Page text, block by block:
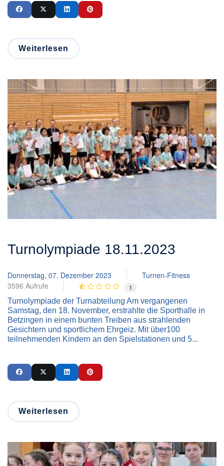
Weiterlesen
Turnolympiade 18.11.2023
Donnerstag, 07. Dezember 2023
Turnen-Fitness
3596 Aufrufe
1
Turnolympiade der Turnabteilung Am vergangenen
Samstag, den 18. November, erstrahlte die Sporthalle in
Betzingen in einem bunten Treiben aus strahlenden
Gesichtern und sportlichem Ehrgeiz. Mit über100
teilnehmenden Kindern an den Spielstationen und 5...
Weiterlesen